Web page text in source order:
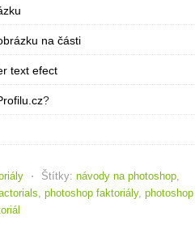
na části
text efect
?
⋅ Štítky: návody na photoshop
photoshop faktoriály, photoshop